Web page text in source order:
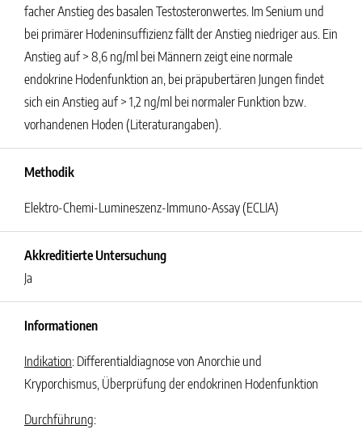
facher Anstieg des basalen Testosteronwertes. Im Senium und
bei primärer Hodeninsuffizienz fällt der Anstieg niedriger aus. Ein
Anstieg auf > 8,6 ng/ml bei Männern zeigt eine normale
endokrine Hodenfunktion an, bei präpubertären Jungen findet
sich ein Anstieg auf > 1,2 ng/ml bei normaler Funktion bzw.
vorhandenen Hoden (Literaturangaben).
Methodik
Elektro-Chemi-Lumineszenz-Immuno-Assay (ECLIA)
Akkreditierte Untersuchung
Ja
Informationen
Indikation: Differentialdiagnose von Anorchie und
Kryporchismus, Überprüfung der endokrinen Hodenfunktion
Durchführung: